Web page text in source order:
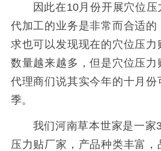
因此在10月份开展穴位压
代加工的业务是非常而合适
求也可以发现现在的穴位压
数量越来越多，但是穴位压
代理商们说其实今年的十月
季。
我们河南草本世家是一家
压力贴厂家，产品种类丰富